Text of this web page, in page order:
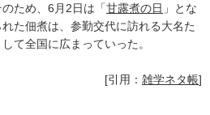
ため、6月2日は「甘露煮の日 」とな
た佃煮は、参勤交代に訪れる大名た
て全国に広まっていった。
[引用： 雑学ネタ帳]